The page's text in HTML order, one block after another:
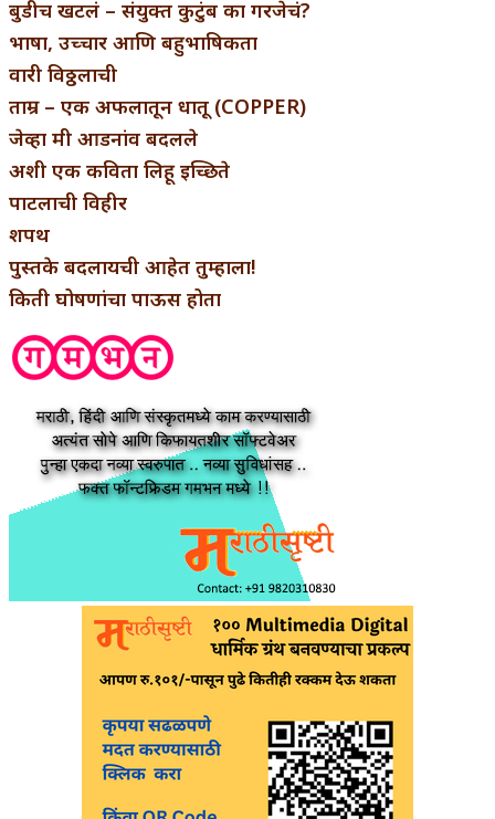
बुडीच खटलं – संयुक्त कुटुंब का गरजेचं?
भाषा, उच्चार आणि बहुभाषिकता
वारी विठ्ठलाची
ताम्र – एक अफलातून धातू (COPPER)
जेव्हा मी आडनांव बदलले
अशी एक कविता लिहू इच्छिते
पाटलाची विहीर
शपथ
पुस्तके बदलायची आहेत तुम्हाला!
किती घोषणांचा पाऊस होता